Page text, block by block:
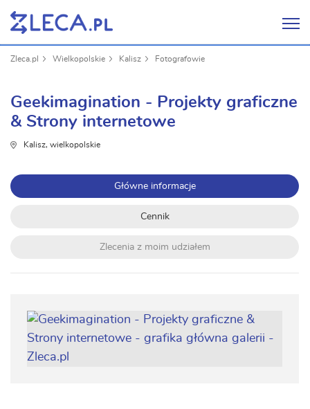
Zleca.pl Wielkopolskie Kalisz Fotografowie
Geekimagination - Projekty graficzne
& Strony internetowe
Kalisz, wielkopolskie
Główne informacje
Cennik
Zlecenia z moim udziałem